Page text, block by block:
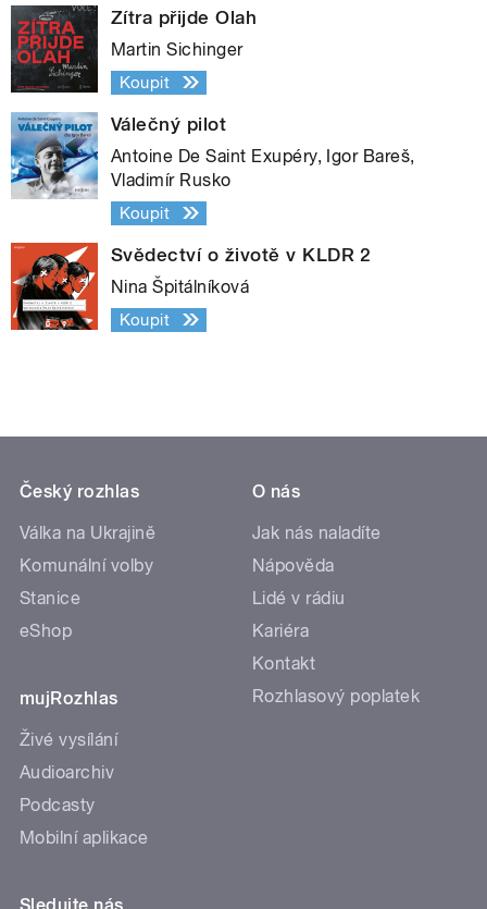
Zítra přijde Olah
Martin Sichinger
Koupit
Válečný pilot
Antoine De Saint Exupéry, Igor Bareš,
Vladimír Rusko
Koupit
Svědectví o životě v KLDR 2
Nina Špitálníková
Koupit
Český rozhlas
Válka na Ukrajině
Komunální volby
Stanice
eShop
mujRozhlas
Živé vysílání
Audioarchiv
Podcasty
Mobilní aplikace
O nás
Jak nás naladíte
Nápověda
Lidé v rádiu
Kariéra
Kontakt
Rozhlasový poplatek